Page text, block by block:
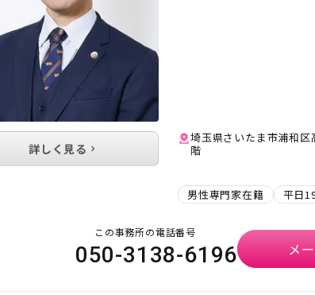
埼玉県さいたま市浦和
階
男性専門家在籍 平日
詳しく見る
この事務所の電話番号
050-3138-6196 メ